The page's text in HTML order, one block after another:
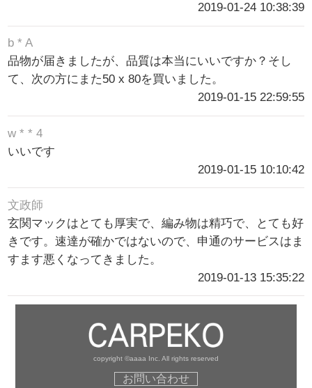
2019-01-24 10:38:39
b * A
品物が届きましたが、品質は本当にいいですか？そし
て、次の方にまた50 x 80を買いました。
2019-01-15 22:59:55
w * * 4
いいです
2019-01-15 10:10:42
文政師
玄関マックはとても厚実で、編み物は精巧で、とても好
きです。速達が確かではないので、申通のサービスはま
すます悪くなってきました。
2019-01-13 15:35:22
copyright ©aaaa Inc. All rights reserved
お問い合わせ